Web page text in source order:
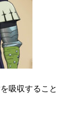
吸収すること